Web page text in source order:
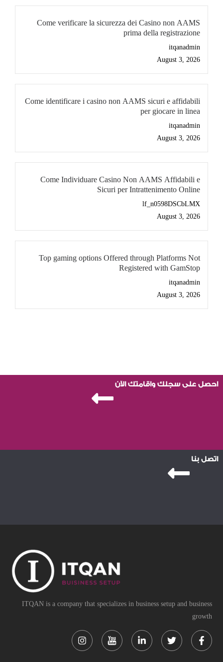
Come verificare la sicurezza dei Casino non AAMS
prima della registrazione
itqanadmin
August 3, 2026
Come identificare i casino non AAMS sicuri e affidabili
per giocare in linea
itqanadmin
August 3, 2026
Come Individuare Casino Non AAMS Affidabili e
Sicuri per Intrattenimento Online
lf_n0598DSCbLMX
August 3, 2026
Top gaming options Offered through Platforms Not
Registered with GamStop
itqanadmin
August 3, 2026
احصل على سجلك واقامتك الآن
اتصل بنا
ITQAN is a company that specializes in business setup and business
growth
in f